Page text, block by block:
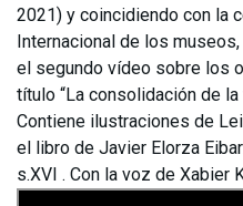
2021) y coincidiendo con la
Internacional de los
el segundo vídeo sobre los
título “La consolidación de la
Contiene ilustraciones de
el libro de Javier Elorza
s.XVI . Con la voz de Xabier